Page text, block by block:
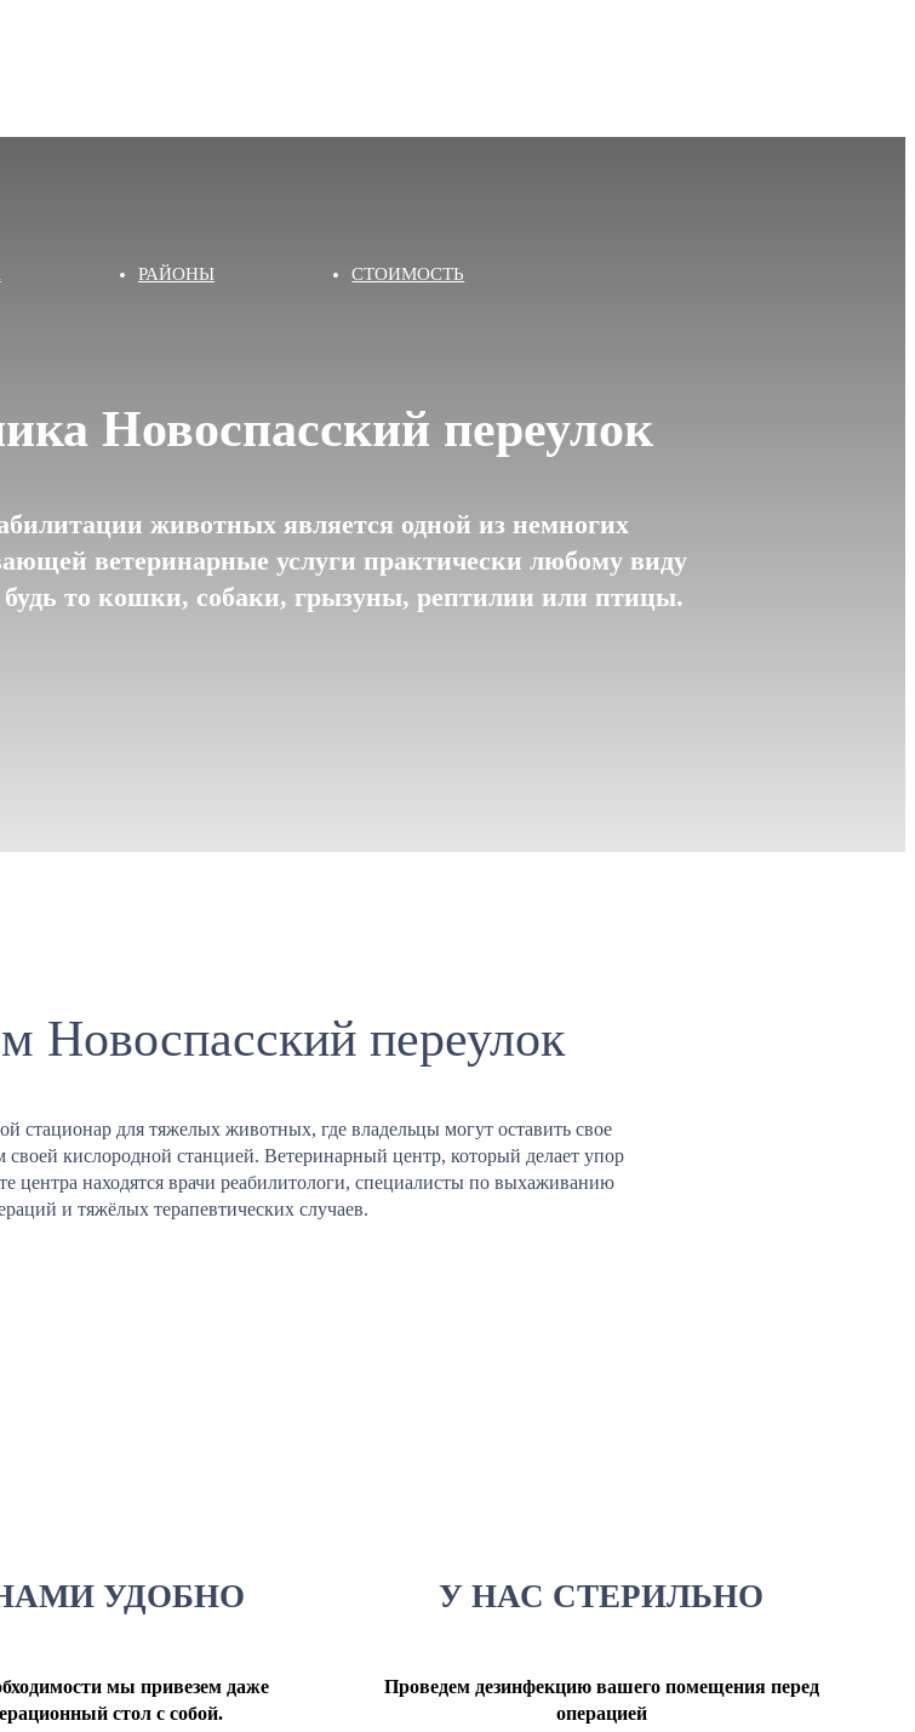
РАЙОНЫ СТОИМОСТЬ
Новоспасский переулок
животных является одной из немногих
ветеринарные услуги практически любому виду
то кошки, собаки, грызуны, рептилии или птицы.
Новоспасский переулок
стационар для тяжелых животных, где владельцы могут оставить свое
кислородной станцией. Ветеринарный центр, который делает упор
центра находятся врачи реабилитологи, специалисты по выхаживанию
и тяжёлых терапевтических случаев.
УДОБНО
мы привезем даже
стол с собой.
У НАС СТЕРИЛЬНО
Проведем дезинфекцию вашего помещения перед
операцией